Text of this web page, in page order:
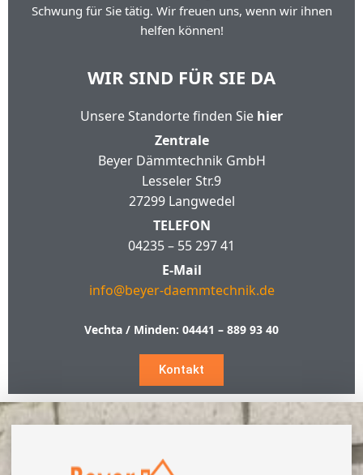
Schwung für Sie tätig. Wir freuen uns, wenn wir ihnen
helfen können!
WIR SIND FÜR SIE DA
Unsere Standorte finden Sie hier
Zentrale
Beyer Dämmtechnik GmbH
Lesseler Str.9
27299 Langwedel
TELEFON
04235 – 55 297 41
E-Mail
info@beyer-daemmtechnik.de
Vechta / Minden: 04441 – 889 93 40
Kontakt